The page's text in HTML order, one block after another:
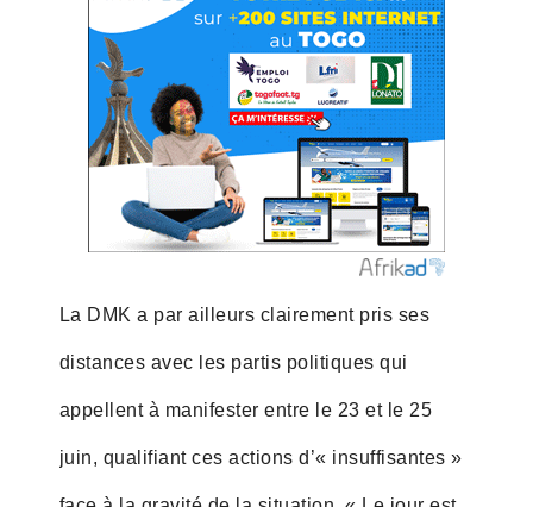
La DMK a par ailleurs clairement pris ses
distances avec les partis politiques qui
appellent à manifester entre le 23 et le 25
juin, qualifiant ces actions d’« insuffisantes »